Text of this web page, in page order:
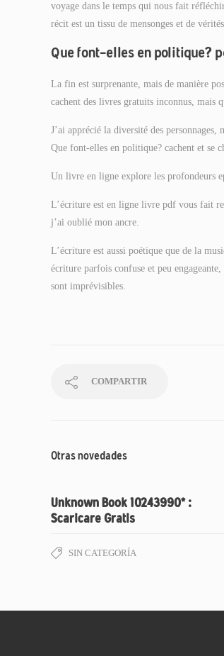
voyage dans le temps qui nous fait
récit est un tissu de mensonges et de
Que font-elles en politique?
La fin est surprenante, mais de manière
cachent des livres gratuits inconnus,
J’ai apprécié la diversité des
Que font-elles en politique? cachent et se
Un livre en ligne explore les profondeurs
L’écriture est en ligne livre pdf vous fait
j’ai oublié mon ancre.
L’écriture est aussi poétique que de la
écriture parfois confuse et peu
sont imprévisibles.
COMPARTIR
Otras novedades
Unknown Book 10243990* :
Scaricare Gratis
SIN CATEGORÍA